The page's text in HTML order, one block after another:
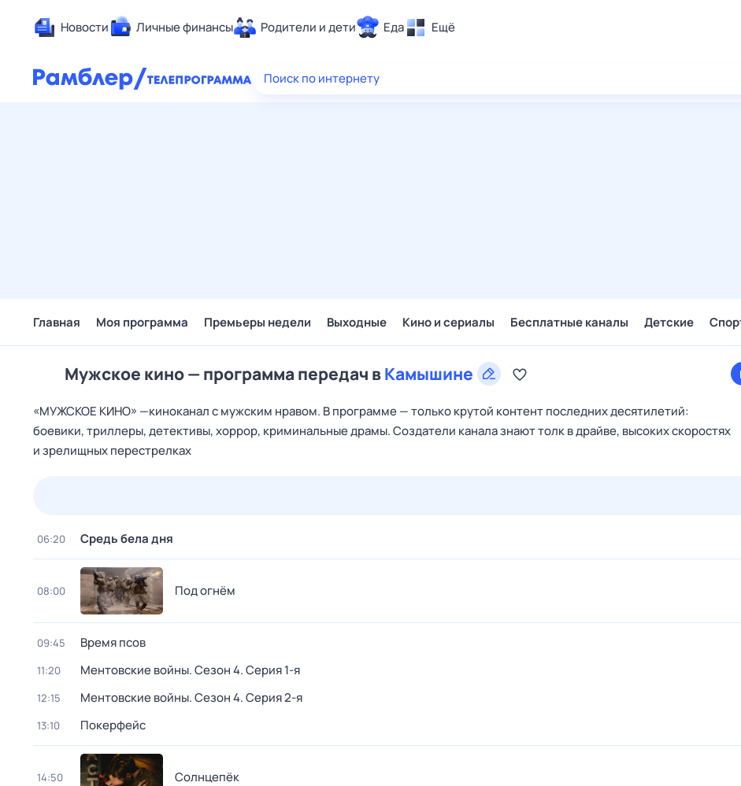
Новости Личные финансы Родители и дети Еда Ещё
Здоровье
Поиск по интернету
Главная Моя программа Премьеры недели Выходные Кино и сериалы Бесплатные каналы Детские
Мужское кино — программа передач вКамышине
«МУЖСКОЕ КИНО» —киноканал с мужским нравом. В программе — только крутой контент последних десятилетий:
боевики, триллеры, детективы, хоррор, криминальные драмы. Создатели канала знают толк в драйве, высоких скоростях
и зрелищных перестрелках
06:20 Средь бела дня
08:00 Под огнём
09:45 Время псов
11:20 Ментовские войны. Сезон 4. Серия 1-я
12:15 Ментовские войны. Сезон 4. Серия 2-я
13:10 Покерфейс
14:50 Солнцепёк